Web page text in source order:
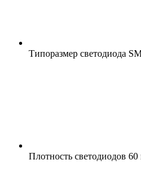
Типоразмер светодиода
Плотность светодиодов 60